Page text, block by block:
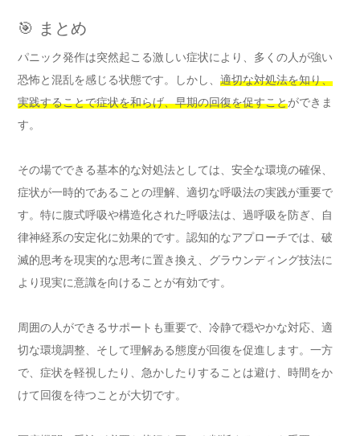
🎯 まとめ
パニック発作は突然起こる激しい症状により、多くの人が強い
恐怖と混乱を感じる状態です。しかし、 適切な対処法を知り、
実践することで症状を和らげ、早期の回復を促すことができま
す。
その場でできる基本的な対処法としては、安全な環境の確保、
症状が一時的であることの理解、適切な呼吸法の実践が重要で
す。特に腹式呼吸や構造化された呼吸法は、過呼吸を防ぎ、自
律神経系の安定化に効果的です。認知的なアプローチでは、破
滅的思考を現実的な思考に置き換え、グラウンディング技法に
より現実に意識を向けることが有効です。
周囲の人ができるサポートも重要で、冷静で穏やかな対応、適
切な環境調整、そして理解ある態度が回復を促進します。一方
で、症状を軽視したり、急かしたりすることは避け、時間をか
けて回復を待つことが大切です。